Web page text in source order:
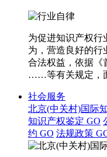
为促进知识产权行
为，营造良好的行
合法权益，依据《
……等有关规定，
社会服务
北京(中关村)国际
知识产权鉴定 GO
约 GO 法规政策